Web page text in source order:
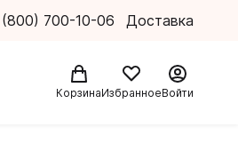
700-10-06 Доставка
КорзинаИзбранноеВойти